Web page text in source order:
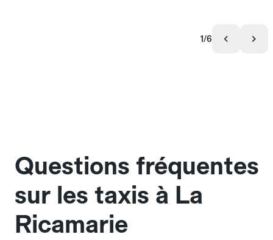
1/6
Questions fréquentes
sur les taxis à La
Ricamarie